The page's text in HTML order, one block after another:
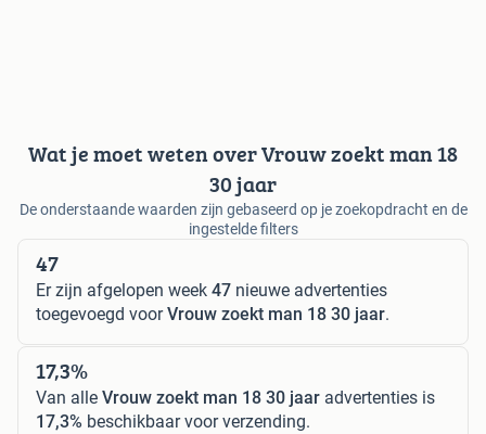
Wat je moet weten over Vrouw zoekt man 18
30 jaar
De onderstaande waarden zijn gebaseerd op je zoekopdracht en de
ingestelde filters
47
Er zijn afgelopen week 47 nieuwe advertenties
toegevoegd voorVrouw zoekt man 18 30 jaar.
17,3%
Van alle Vrouw zoekt man 18 30 jaar advertenties is
17,3% beschikbaar voor verzending.